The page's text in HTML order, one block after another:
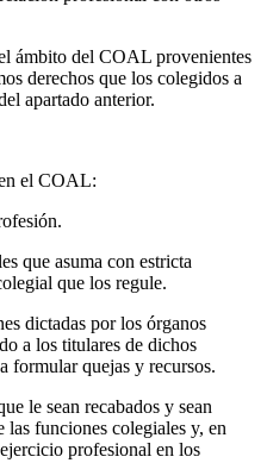
ámbito del COAL provenientes
derechos que los colegidos a
apartado anterior.
el COAL:
que asuma con estricta
que los regule.
dictadas por los órganos
a los titulares de dichos
formular quejas y recursos.
le sean recabados y sean
las funciones colegiales y, en
profesional en los